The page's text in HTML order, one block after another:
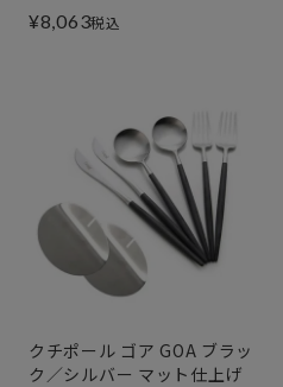
¥8,063税込
クチポール ゴア GOA ブラッ
ク／シルバー マット仕上げ